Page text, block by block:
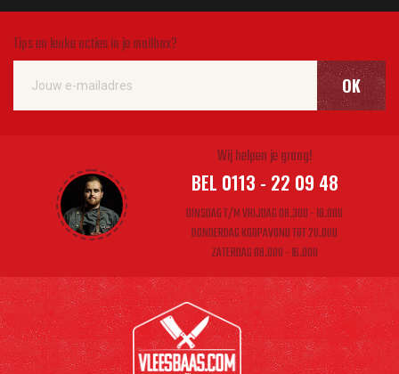
Tips en leuke acties in je mailbox?
OK
Wij helpen je graag!
BEL 0113 - 22 09 48
DINSDAG T/M VRIJDAG 08.30U - 18.00U
DONDERDAG KOOPAVOND TOT 20.00U
ZATERDAG 08.00U - 16.00U